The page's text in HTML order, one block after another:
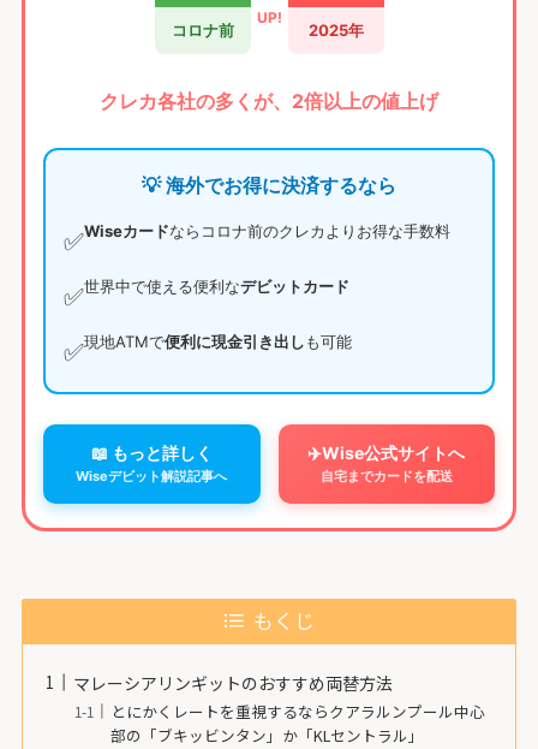
コロナ前
UP!
2025年
クレカ各社の多くが、2倍以上の値上げ
💡 海外でお得に決済するなら
✅Wiseカードならコロナ前のクレカよりお得な手数料
✅世界中で使える便利なデビットカード
✅現地ATMで便利に現金引き出しも可能
📖 もっと詳しく
Wiseデビット解説記事へ
✈️Wise公式サイトへ
自宅までカードを配送
もくじ
マレーシアリンギットのおすすめ両替方法
とにかくレートを重視するならクアラルンプール中心
部の「ブキッビンタン」か「KLセントラル」